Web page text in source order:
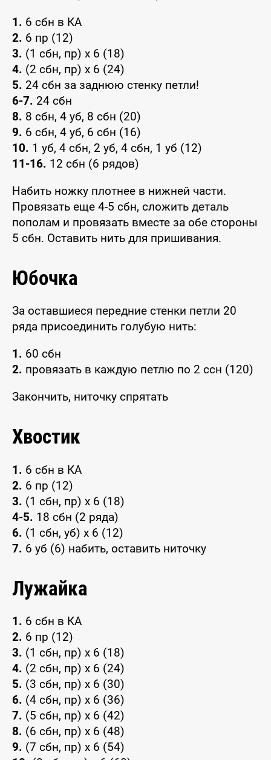
1. 6 сбн в КА
2. 6 пр (12)
3. (1 сбн, пр) x 6 (18)
4. (2 сбн, пр) x 6 (24)
5. 24 сбн за заднюю стенку петли!
6-7. 24 сбн
8. 8 сбн, 4 уб, 8 сбн (20)
9. 6 сбн, 4 уб, 6 сбн (16)
10. 1 уб, 4 сбн, 2 уб, 4 сбн, 1 уб (12)
11-16. 12 сбн (6 рядов)
Набить ножку плотнее в нижней части.
Провязать еще 4-5 сбн, сложить деталь
пополам и провязать вместе за обе стороны
5 сбн. Оставить нить для пришивания.
Юбочка
За оставшиеся передние стенки петли 20
ряда присоединить голубую нить:
1. 60 сбн
2. провязать в каждую петлю по 2 ссн (120)
Закончить, ниточку спрятать
Хвостик
1. 6 сбн в КА
2. 6 пр (12)
3. (1 сбн, пр) x 6 (18)
4-5. 18 сбн (2 ряда)
6. (1 сбн, уб) x 6 (12)
7. 6 уб (6) набить, оставить ниточку
Лужайка
1. 6 сбн в КА
2. 6 пр (12)
3. (1 сбн, пр) x 6 (18)
4. (2 сбн, пр) x 6 (24)
5. (3 сбн, пр) x 6 (30)
6. (4 сбн, пр) x 6 (36)
7. (5 сбн, пр) x 6 (42)
8. (6 сбн, пр) x 6 (48)
9. (7 сбн, пр) x 6 (54)